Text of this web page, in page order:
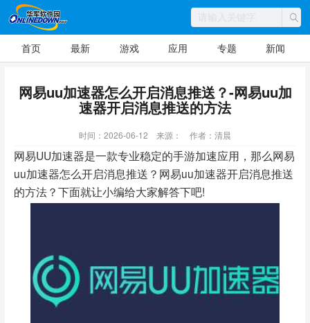
首页 最新 游戏 应用 专题 新闻
网易uu加速器怎么开启消息推送？-网易uu加
速器开启消息推送的方法
时间：2026-06-12 来源： 作者：清晨
网易UU加速器是一款专业稳定的手游加速应用，那么网易
uu加速器怎么开启消息推送？网易uu加速器开启消息推送
的方法？下面就让小编给大家解答下吧!